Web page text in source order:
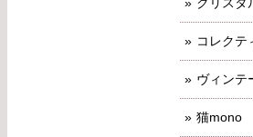
クリスタ
コレクテ
ヴィンテ
猫mono